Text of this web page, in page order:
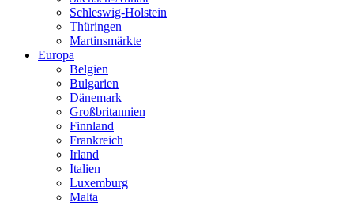
Schleswig-Holstein
Thüringen
Martinsmärkte
Europa
Belgien
Bulgarien
Dänemark
Großbritannien
Finnland
Frankreich
Irland
Italien
Luxemburg
Malta